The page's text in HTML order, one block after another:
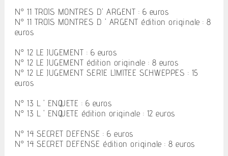
N° 11 TROIS MONTRES D' ARGENT : 6 euros
N° 11 TROIS MONTRES D ' ARGENT édition originale : 8
euros
N° 12 LE JUGEMENT : 6 euros
N° 12 LE JUGEMENT édition originale : 8 euros
N° 12 LE JUGEMENT SERIE LIMITEE SCHWEPPES : 15
euros
N° 13 L ' ENQUETE : 6 euros
N° 13 L ' ENQUETE édition originale : 12 euros
N° 14 SECRET DEFENSE : 6 euros
N° 14 SECRET DEFENSE édition originale : 8 euros